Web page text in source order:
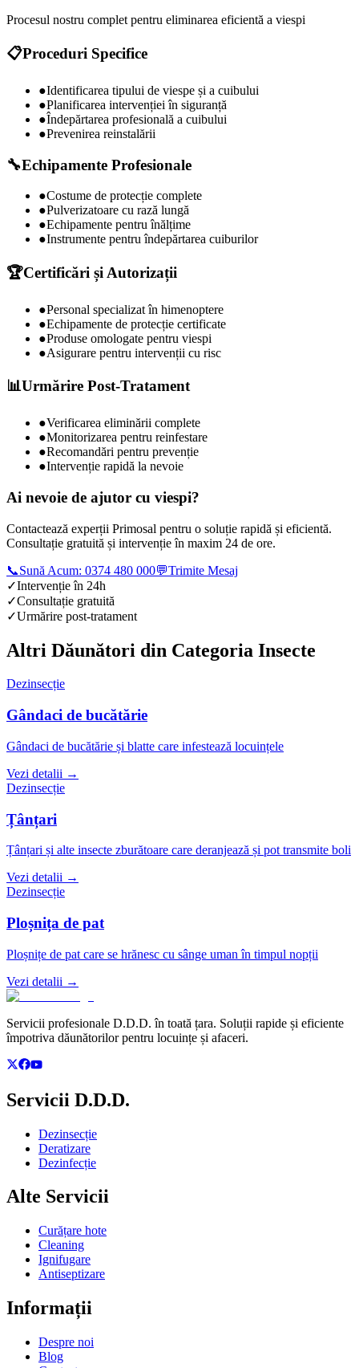
Procesul nostru complet pentru eliminarea eficientă a viespi
📋Proceduri Specifice
●Identificarea tipului de viespe și a cuibului
●Planificarea intervenției în siguranță
●Îndepărtarea profesională a cuibului
●Prevenirea reinstalării
🔧Echipamente Profesionale
●Costume de protecție complete
●Pulverizatoare cu rază lungă
●Echipamente pentru înălțime
●Instrumente pentru îndepărtarea cuiburilor
🏆Certificări și Autorizații
●Personal specializat în himenoptere
●Echipamente de protecție certificate
●Produse omologate pentru viespi
●Asigurare pentru intervenții cu risc
📊Urmărire Post-Tratament
●Verificarea eliminării complete
●Monitorizarea pentru reinfestare
●Recomandări pentru prevenție
●Intervenție rapidă la nevoie
Ai nevoie de ajutor cu viespi?
Contactează experții Primosal pentru o soluție rapidă și eficientă.
Consultație gratuită și intervenție în maxim 24 de ore.
📞Sună Acum: 0374 480 000💬Trimite Mesaj
✓Intervenție în 24h
✓Consultație gratuită
✓Urmărire post-tratament
Altri Dăunători din Categoria Insecte
Dezinsecție
Gândaci de bucătărie
Gândaci de bucătărie și blatte care infestează locuințele
Vezi detalii →
Dezinsecție
Țânțari
Țânțari și alte insecte zburătoare care deranjează și pot transmite boli
Vezi detalii →
Dezinsecție
Ploșnița de pat
Ploșnițe de pat care se hrănesc cu sânge uman în timpul nopții
Vezi detalii →
Servicii profesionale D.D.D. în toată țara. Soluții rapide și eficiente
împotriva dăunătorilor pentru locuințe și afaceri.
Servicii D.D.D.
Dezinsecție
Deratizare
Dezinfecție
Alte Servicii
Curățare hote
Cleaning
Ignifugare
Antiseptizare
Informații
Despre noi
Blog